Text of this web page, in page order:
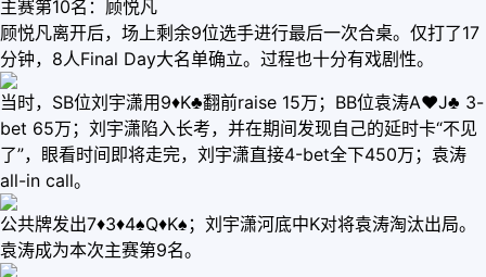
主赛第10名：顾悦凡
顾悦凡离开后，场上剩余9位选手进行最后一次合桌。仅打了17
分钟，8人Final Day大名单确立。过程也十分有戏剧性。
当时，SB位刘宇潇用9♦K♣翻前raise 15万；BB位袁涛A♥J♣ 3-
bet 65万；刘宇潇陷入长考，并在期间发现自己的延时卡“不见
了”，眼看时间即将走完，刘宇潇直接4-bet全下450万；袁涛
all-in call。
公共牌发出7♦3♦4♠Q♦K♠；刘宇潇河底中K对将袁涛淘汰出局。
袁涛成为本次主赛第9名。